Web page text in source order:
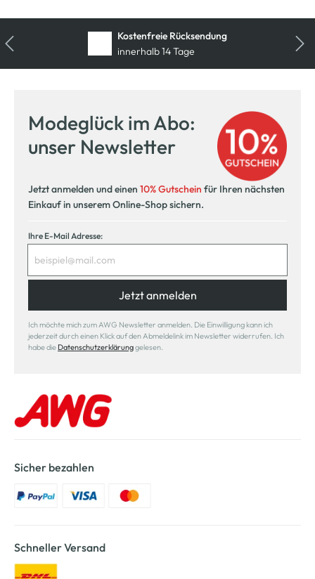
Kostenfreie Rücksendung
innerhalb 14 Tage
Modeglück im Abo:
unser Newsletter
Jetzt anmelden und einen 10% Gutschein für Ihren nächsten
Einkauf in unserem Online-Shop sichern.
Ihre E-Mail Adresse:
Jetzt anmelden
Ich möchte mich zum AWG Newsletter anmelden. Die Einwilligung kann ich
jederzeit durch einen Klick auf den Abmeldelink im Newsletter widerrufen. Ich
habe die Datenschutzerklärunggelesen.
Sicher bezahlen
Schneller Versand